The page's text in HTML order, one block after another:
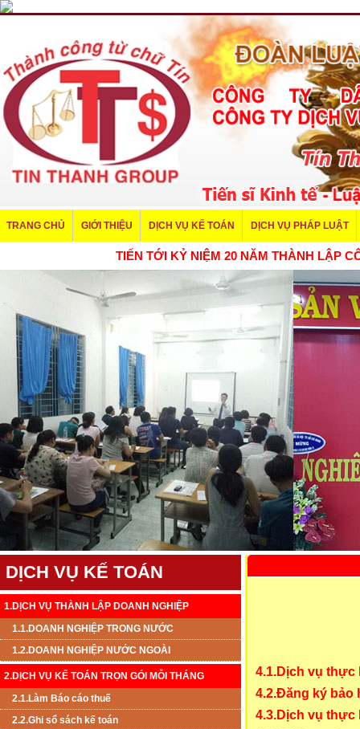
TRANG CHỦ GIỚI THIỆU DỊCH VỤ KẾ TOÁN DỊCH VỤ PHÁP LUẬT
TIẾN TỚI KỶ NIỆM 20 NĂM THÀNH
DỊCH VỤ KẾ TOÁN
1.DỊCH VỤ THÀNH LẬP DOANH NGHIỆP
1.1.DOANH NGHIỆP TRONG NƯỚC
1.2.DOANH NGHIỆP NƯỚC NGOÀI
2.DỊCH VỤ KẾ TOÁN TRỌN GÓI MỖI THÁNG
2.1.Làm Báo cáo thuế
2.2.Ghi sổ sách kế toán
4.1.Dịch vụ thực
4.2.Đăng ký bảo
4.3.Dịch vụ thực